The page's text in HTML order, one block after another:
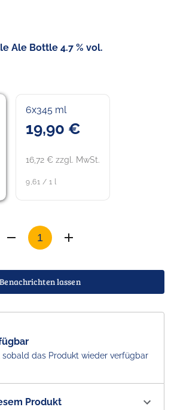
Ale Bottle 4.7 % vol.
6x345 ml
19,90 €
16,72 € zzgl. MwSt.
9,61 / 1 l
Benachrichten lassen
sobald das Produkt wieder verfügbar
Produkt